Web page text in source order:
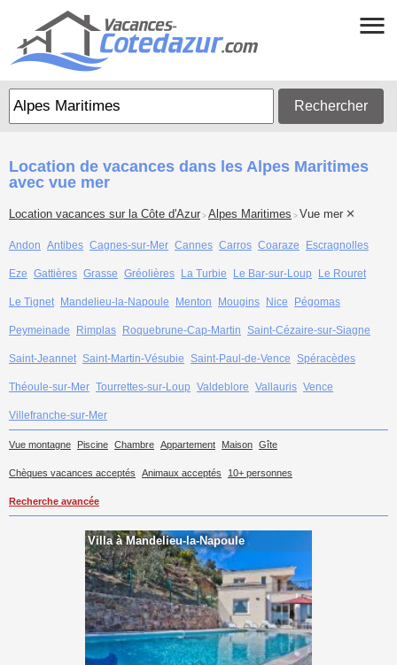
Rechercher
Location de vacances dans les Alpes Maritimes
avec vue mer
Location vacances sur la Côte d'Azur > Alpes Maritimes > Vue mer
Andon Antibes Cagnes-sur-Mer Cannes Carros Coaraze Escragnolles
Eze Gattières Grasse Gréolières La Turbie Le Bar-sur-Loup Le Rouret
Le Tignet Mandelieu-la-Napoule Menton Mougins Nice Pégomas
Peymeinade Rimplas Roquebrune-Cap-Martin Saint-Cézaire-sur-Siagne
Saint-Jeannet Saint-Martin-Vésubie Saint-Paul-de-Vence Spéracèdes
Théoule-sur-Mer Tourrettes-sur-Loup Valdeblore Vallauris Vence
Villefranche-sur-Mer
Vue montagne Piscine Chambre Appartement Maison Gîte
Chèques vacances acceptés Animaux acceptés 10+ personnes
Recherche avancée
Villa à Mandelieu-la-Napoule